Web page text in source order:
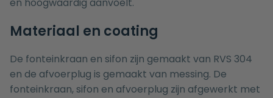
en hoogwaardig aanvoelt.
Materiaal en coating
De fonteinkraan en sifon zijn gemaakt van RVS 304
en de afvoerplug is gemaakt van messing. De
fonteinkraan, sifon en afvoerplug zijn afgewerkt met